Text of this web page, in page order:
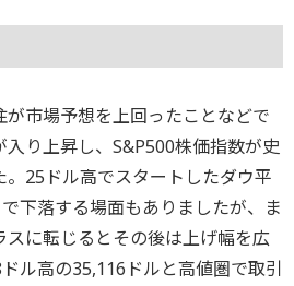
市場予想を上回ったことなどで
り上昇し、S&P500株価指数が史
25ドル高でスタートしたダウ平
下落する場面もありましたが、ま
に転じるとその後は上げ幅を広
ル高の35,116ドルと高値圏で取引